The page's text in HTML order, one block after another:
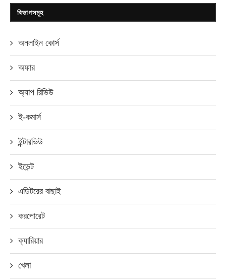
বিভাগসমূহ
অনলাইন কোর্স
অফার
অ্যাপ রিভিউ
ই-কমার্স
ইন্টারভিউ
ইভেন্ট
এডিটরের বাছাই
করপোরেট
ক্যারিয়ার
খেলা